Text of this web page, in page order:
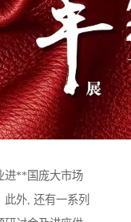
进**国庞大市场
此外, 还有一系列